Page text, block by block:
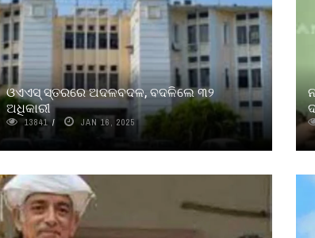
ଓଏଏସ୍‌ ସ୍ତରରେ ଅଦଳବଦଳ, ବଦଳିଲେ ୩୨
ଅଧିକାରୀ
13841 JAN 16, 2025